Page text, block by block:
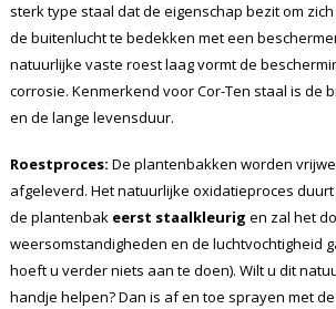
sterk type staal dat de eigenschap bezit om
de buitenlucht te bedekken met een
natuurlijke vaste roest laag vormt de
corrosie. Kenmerkend voor Cor-Ten staal is de
en de lange levensduur.
Roestproces: De plantenbakken worden
afgeleverd. Het natuurlijke oxidatieproces duurt
de plantenbak eerst staalkleurig en zal het
weersomstandigheden en de luchtvochtigheid
hoeft u verder niets aan te doen). Wilt u dit
handje helpen? Dan is af en toe sprayen met de